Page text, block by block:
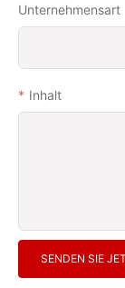
Unternehmensart
Inhalt
SENDEN SIE